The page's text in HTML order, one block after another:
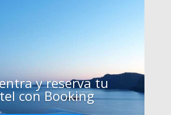
y reserva tu
con Booking